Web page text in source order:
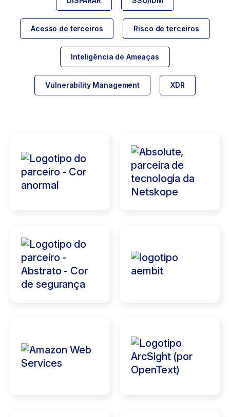
Acesso de terceiros Risco de terceiros
Inteligência de Ameaças
Vulnerability Management XDR